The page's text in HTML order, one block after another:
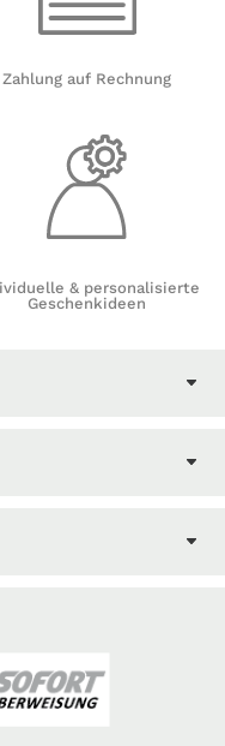
Zahlung auf Rechnung
& personalisierte
Geschenkideen